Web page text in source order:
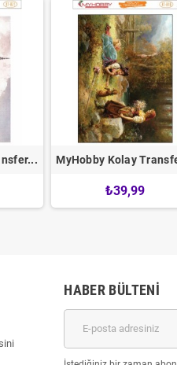
MyHobby Kolay
₺39,99
HABER BÜLTENI